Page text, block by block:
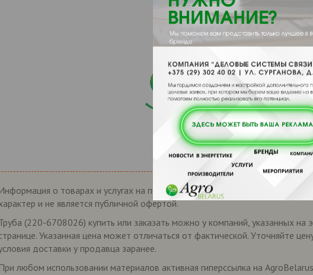
Информация о товарах и услугах на портале AgroBelarus.by носит справочный
и не является публичной офертой.
(220-6708026) купить или заказать можно у компаний, указанных на
Указанная цена может отличаться от фактической. Уточняйте
доставки у продавца заранее.
При любом использовании материалов активная гиперссылка на